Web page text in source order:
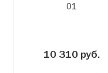
01
10 310 руб.